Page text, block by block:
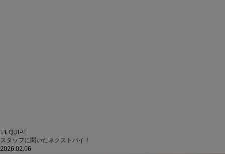
L'EQUIPE
スタッフに聞いたネクストバイ！
2026.02.06